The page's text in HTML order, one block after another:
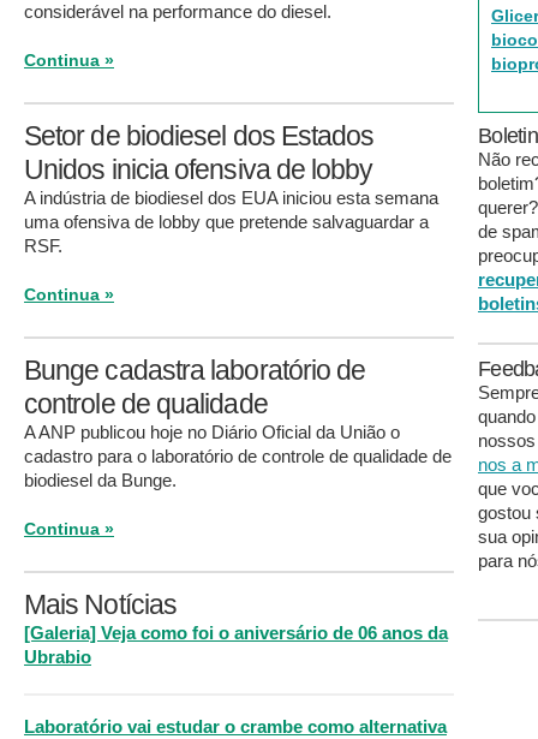
considerável na performance do diesel.
Continua »
Setor de biodiesel dos Estados
Unidos inicia ofensiva de lobby
A indústria de biodiesel dos EUA iniciou esta semana
uma ofensiva de lobby que pretende salvaguardar a
RSF.
Continua »
Bunge cadastra laboratório de
controle de qualidade
A ANP publicou hoje no Diário Oficial da União o
cadastro para o laboratório de controle de qualidade de
biodiesel da Bunge.
Continua »
Mais Notícias
[Galeria] Veja como foi o aniversário de 06 anos da
Ubrabio
Laboratório vai estudar o crambe como alternativa
Não
de
nos a
que
gostou
sua
para